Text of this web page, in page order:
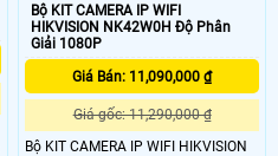
Bộ KIT CAMERA IP WIFI
HIKVISION NK42W0H Độ Phân
Giải 1080P
Giá Bán: 11,090,000 ₫
Giá gốc: 11,290,000 ₫
Bộ KIT CAMERA IP WIFI HIKVISION